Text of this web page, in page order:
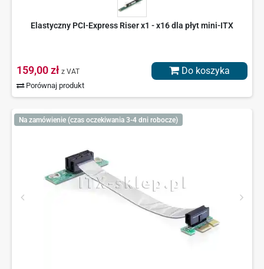
Elastyczny PCI-Express Riser x1 - x16 dla płyt mini-ITX
159,00 zł z VAT
Porównaj produkt
Do koszyka
Na zamówienie (czas oczekiwania 3-4 dni robocze)